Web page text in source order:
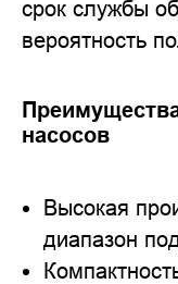
срок службы
вероятность
насосов
Высокая
диапазон